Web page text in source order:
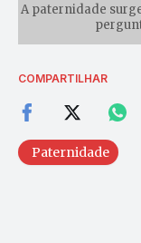
A paternidade
COMPARTILHAR
Paternidade